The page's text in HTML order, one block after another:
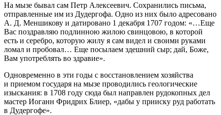
На мызе бывал сам Петр Алексеевич. Сохранились письма,
отправленные им из Дудергофа. Одно из них было адресовано
А. Д. Меншикову и датировано 1 декабря 1707 годом: «…Еще
Вас поздравляю подлинною жилою свинцовою, в которой
есть и серебро, которую жилу я сам видел и своими руками
ломал и пробовал… Еще посылаем здешний сыр; дай, Боже,
Вам употреблять во здравие».
Одновременно в эти годы с восстановлением хозяйства
и приемом государя на мызе проводились геологические
изыскания: в 1708 году сюда был направлен рудокопных дел
мастер Иоганн Фридрих Блиер, «дабы у прииску руд работать
в Дудергофе».